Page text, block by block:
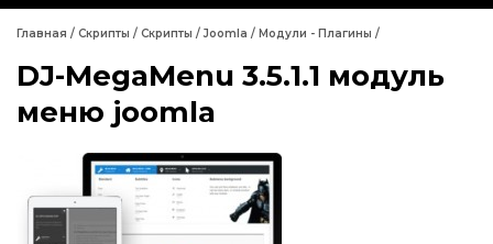
Wordpress
Главная / Скрипты / Скрипты / Joomla / Модули - Плагины /
DJ-MegaMenu 3.5.1.1 модуль
меню joomla
Wordpress